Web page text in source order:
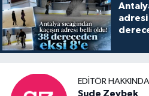
EDITÖR HAKKINDA
Sude Zeybek